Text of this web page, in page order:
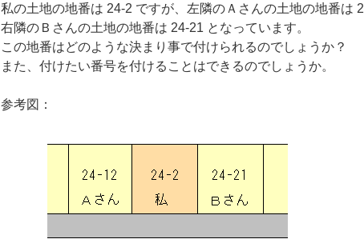
私の土地の地番は 24-2 ですが、左隣のＡさんの土地の地番は
右隣のＢさんの土地の地番は 24-21 となっています。
この地番はどのような決まり事で付けられるのでしょうか？
また、付けたい番号を付けることはできるのでしょうか。
参考図：